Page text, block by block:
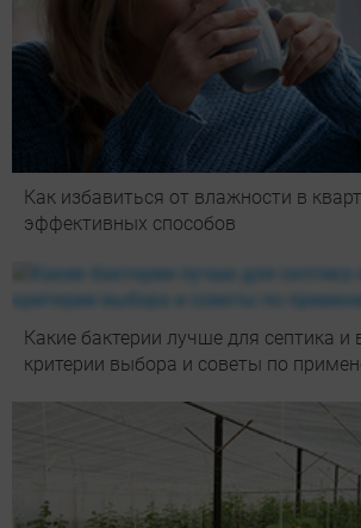
Как избавиться от влажности в
эффективных способов
Какие бактерии лучше для септика
критерии выбора и советы по